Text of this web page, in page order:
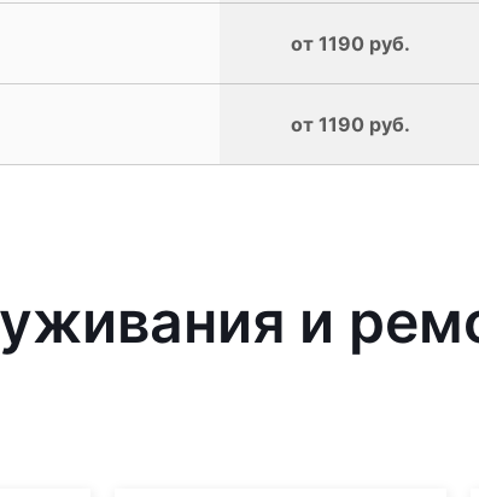
от 1190 руб.
от 1190 руб.
и